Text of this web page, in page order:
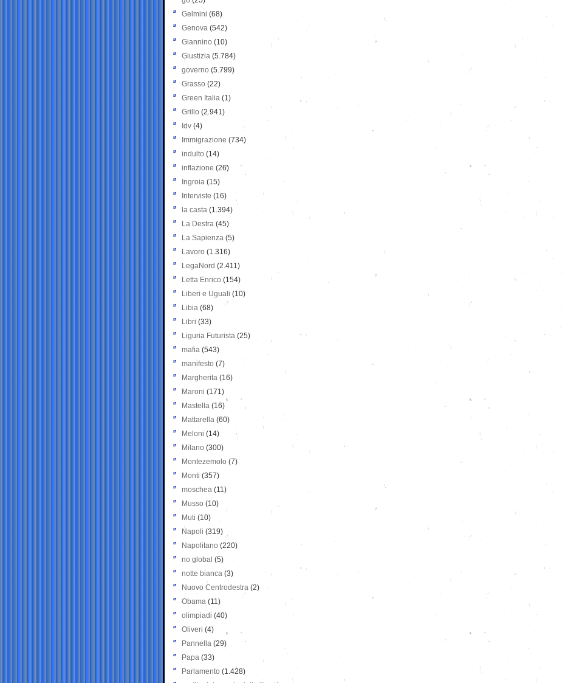
Gelmini (68)
Genova (542)
Giannino (10)
Giustizia (5.784)
governo (5.799)
Grasso (22)
Green Italia (1)
Grillo (2.941)
Idv (4)
Immigrazione (734)
indulto (14)
inflazione (26)
Ingroia (15)
Interviste (16)
la casta (1.394)
La Destra (45)
La Sapienza (5)
Lavoro (1.316)
LegaNord (2.411)
Letta Enrico (154)
Liberi e Uguali (10)
Libia (68)
Libri (33)
Liguria Futurista (25)
mafia (543)
manifesto (7)
Margherita (16)
Maroni (171)
Mastella (16)
Mattarella (60)
Meloni (14)
Milano (300)
Montezemolo (7)
Monti (357)
moschea (11)
Musso (10)
Muti (10)
Napoli (319)
Napolitano (220)
no global (5)
notte bianca (3)
Nuovo Centrodestra (2)
Obama (11)
olimpiadi (40)
Oliveri (4)
Pannella (29)
Papa (33)
Parlamento (1.428)